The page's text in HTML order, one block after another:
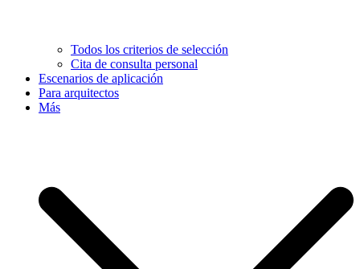
Todos los criterios de selección
Cita de consulta personal
Escenarios de aplicación
Para arquitectos
Más